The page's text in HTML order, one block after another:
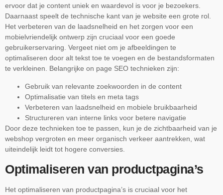
ervoor dat je content uniek en waardevol is voor je bezoekers.
Daarnaast speelt de technische kant van je website een grote rol.
Het verbeteren van de laadsnelheid en het zorgen voor een
mobielvriendelijk ontwerp zijn cruciaal voor een goede
gebruikerservaring. Vergeet niet om je afbeeldingen te
optimaliseren door alt tekst toe te voegen en de bestandsformaten
te verkleinen. Belangrijke on page SEO technieken zijn:
Gebruik van relevante zoekwoorden in de content
Optimalisatie van titels en meta tags
Verbeteren van laadsnelheid en mobiele bruikbaarheid
Structureren van interne links voor betere navigatie
Door deze technieken toe te passen, kun je de zichtbaarheid van je
webshop vergroten en meer organisch verkeer aantrekken, wat
uiteindelijk leidt tot hogere conversies.
Optimaliseren van productpagina’s
Het optimaliseren van productpagina’s is cruciaal voor het